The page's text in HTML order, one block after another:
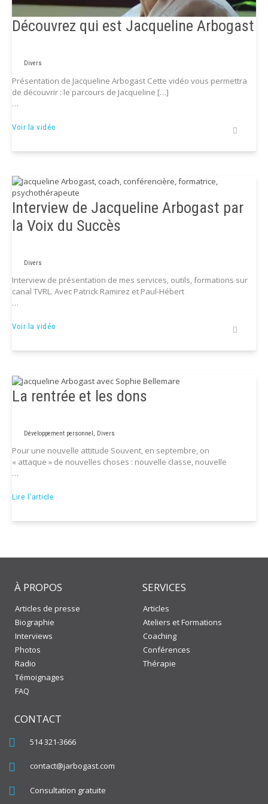
Découvrez qui est Jacqueline Arbogast
Divers
Présentation de Jacqueline Arbogast Cette vidéo vous permettra
de découvrir : le parcours de Jacqueline […]
…
Découvrez
Voir la vidéo
Interview de Jacqueline Arbogast par
la Voix du Succès
Divers
Interview de présentation de mes services, outils, formations sur
canal TVRL. Avec Patrick Ramirez et Paul-Hébert
…
Interview
la
Voix
du
Voir la vidéo
La rentrée et les dons
Développement personnel, Divers
Pour une nouvelle attitude Souvent, en septembre, on
« attaque » de nouvelles choses : nouvelle classe, nouvelle
…
La
Lire l'article
À PROPOS
Articles de presse
Biographie
Interviews
Photos
Radio
Témoignages
FAQ
SERVICES
Articles
Ateliers et Formations
Coaching
Conférences
Thérapie
CONTACT
514 321-3666
contact@jarbogast.com
Consultation gratuite